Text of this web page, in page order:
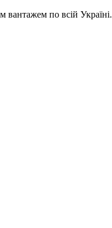
вантажем по всій Україні.